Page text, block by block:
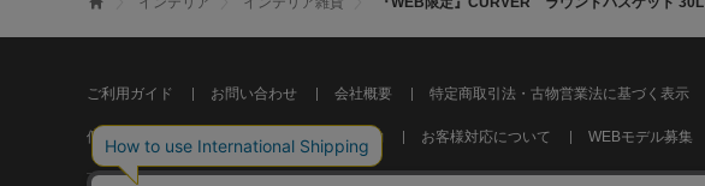
ご利用ガイド お問い合わせ 会社概要 特定商取引法・古物営業法に基づく表示
個人情報の取り扱いについて ご利用規約 お客様対応について WEBモデル募集